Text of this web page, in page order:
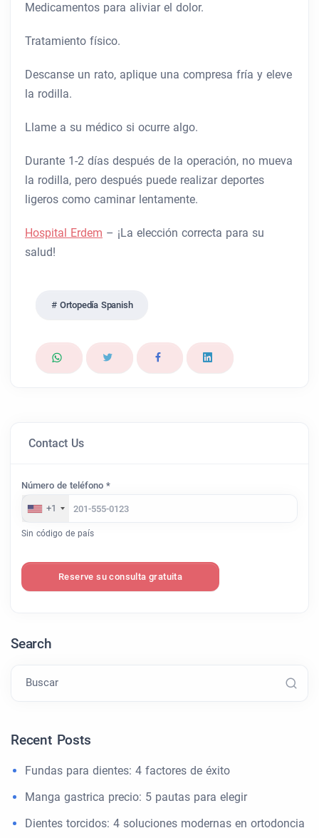
Medicamentos para aliviar el dolor.
Tratamiento físico.
Descanse un rato, aplique una compresa fría y eleve
la rodilla.
Llame a su médico si ocurre algo.
Durante 1-2 días después de la operación, no mueva
la rodilla, pero después puede realizar deportes
ligeros como caminar lentamente.
Hospital Erdem – ¡La elección correcta para su
salud!
Ortopedía Spanish
Contact Us
Número de teléfono *
+1
Sin código de país
Reserve su consulta gratuita
Search
Buscar
Recent Posts
Fundas para dientes: 4 factores de éxito
Manga gastrica precio: 5 pautas para elegir
Dientes torcidos: 4 soluciones modernas en ortodoncia